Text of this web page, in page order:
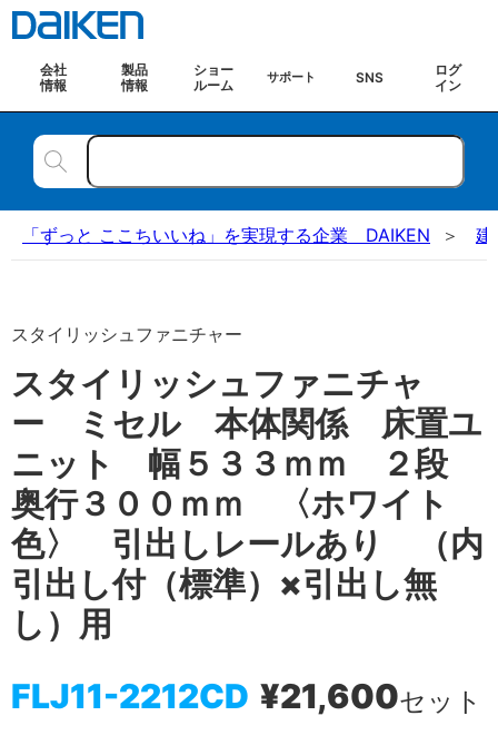
会社
情報
製品
情報
ショー
ルーム
サポート SNS
ログ
イン
「ずっと ここちいいね」を実現する企業 DAIKEN 建
スタイリッシュファニチャー
スタイリッシュファニチャ
ー ミセル 本体関係 床置ユ
ニット 幅５３３ｍｍ ２段
奥行３００ｍｍ 〈ホワイト
色〉 引出しレールあり （内
引出し付（標準）×引出し無
し）用
FLJ11-2212CD ¥21,600セット